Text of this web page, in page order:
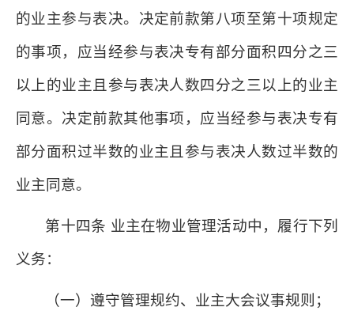
的业主参与表决。决定前款第八项至第十项规定
的事项，应当经参与表决专有部分面积四分之三
以上的业主且参与表决人数四分之三以上的业主
同意。决定前款其他事项，应当经参与表决专有
部分面积过半数的业主且参与表决人数过半数的
业主同意。
第十四条 业主在物业管理活动中，履行下列
义务：
（一）遵守管理规约、业主大会议事规则；